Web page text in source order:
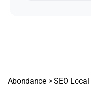
Abondance > SEO Local